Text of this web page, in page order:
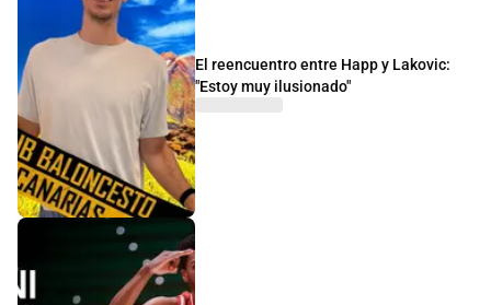
El reencuentro entre Happ y Lakovic:
"Estoy muy ilusionado"